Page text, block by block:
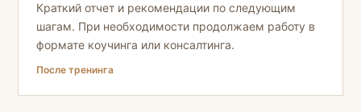
Краткий отчет и рекомендации по следующим
шагам. При необходимости продолжаем работу в
формате коучинга или консалтинга.
После тренинга